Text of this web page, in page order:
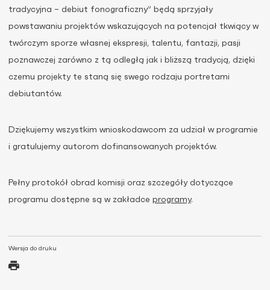
Wersja do druku
tradycyjna – debiut fonograficzny” będą sprzyjały
powstawaniu projektów wskazujących na potencjał tkwiący w
twórczym sporze własnej ekspresji, talentu, fantazji, pasji
poznawczej zarówno z tą odległą jak i bliższą tradycją, dzięki
czemu projekty te staną się swego rodzaju portretami
debiutantów.
Dziękujemy wszystkim wnioskodawcom za udział w programie
i gratulujemy autorom dofinansowanych projektów.
Pełny protokół obrad komisji oraz szczegóły dotyczące
programu dostępne są w zakładce programy.